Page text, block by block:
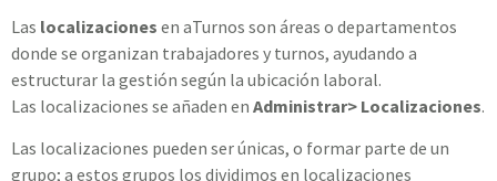
Las localizaciones en aTurnos son áreas o departamentos
donde se organizan trabajadores y turnos, ayudando a
estructurar la gestión según la ubicación laboral.
Las localizaciones se añaden en Administrar> Localizaciones.
Las localizaciones pueden ser únicas, o formar parte de un
grupo; a estos grupos los dividimos en localizaciones